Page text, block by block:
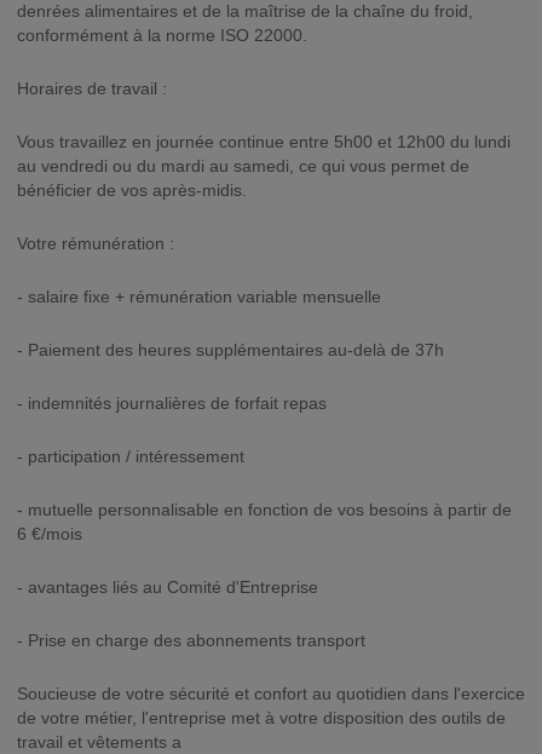
denrées alimentaires et de la maîtrise de la chaîne du froid,
conformément à la norme ISO 22000.
Horaires de travail :
Vous travaillez en journée continue entre 5h00 et 12h00 du lundi
au vendredi ou du mardi au samedi, ce qui vous permet de
bénéficier de vos après-midis.
Votre rémunération :
- salaire fixe + rémunération variable mensuelle
- Paiement des heures supplémentaires au-delà de 37h
- indemnités journalières de forfait repas
- participation / intéressement
- mutuelle personnalisable en fonction de vos besoins à partir de
6 €/mois
- avantages liés au Comité d'Entreprise
- Prise en charge des abonnements transport
Soucieuse de votre sécurité et confort au quotidien dans l'exercice
de votre métier, l'entreprise met à votre disposition des outils de
travail et vêtements a